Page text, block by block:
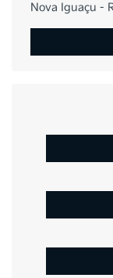
Nova Iguaçu -